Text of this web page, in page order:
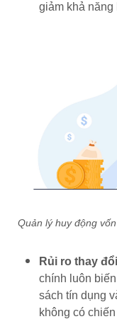
giảm khả
Quản lý huy động
Rủi ro thay
chính luôn
sách tín dụng
không có